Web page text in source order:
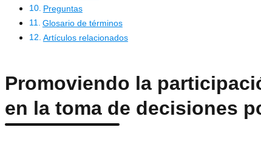
Preguntas
Glosario de términos
Artículos relacionados
Promoviendo la
en la toma de decisiones